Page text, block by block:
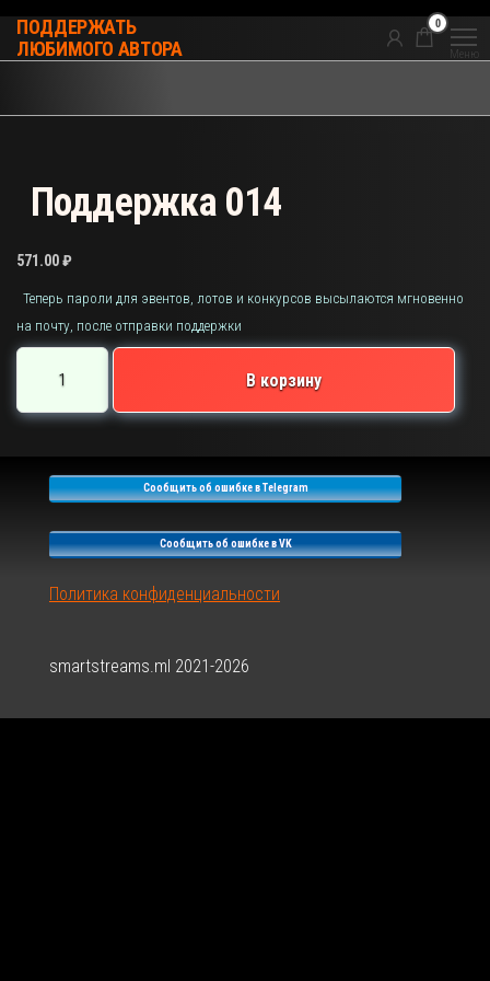
ПОДДЕРЖАТЬ
ЛЮБИМОГО АВТОРА
0
Меню
Поддержка 014
571.00₽
Теперь пароли для эвентов, лотов и конкурсов высылаются мгновенно
на почту, после отправки поддержки
товара
Поддержка
В корзину
Сообщить об ошибке в Telegram
Сообщить об ошибке в VK
Политика конфиденциальности
smartstreams.ml 2021-2026